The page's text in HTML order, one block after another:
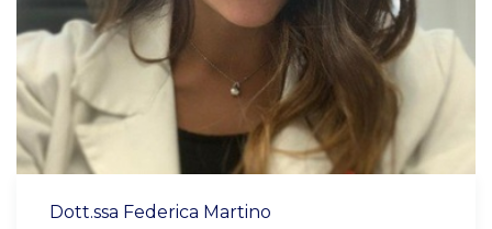
Dott.ssa Federica Martino